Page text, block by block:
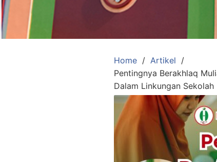
LPIT
Mutiara
Hikmah
Official
Website
SDA,
Home
Artikel
Pentingnya Berakhlaq
Dalam Linkungan Sekolah